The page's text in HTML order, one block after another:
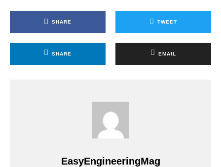
SHARE TWEET
SHARE EMAIL
EasyEngineeringMag